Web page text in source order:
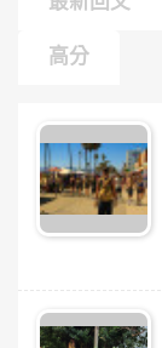
高分